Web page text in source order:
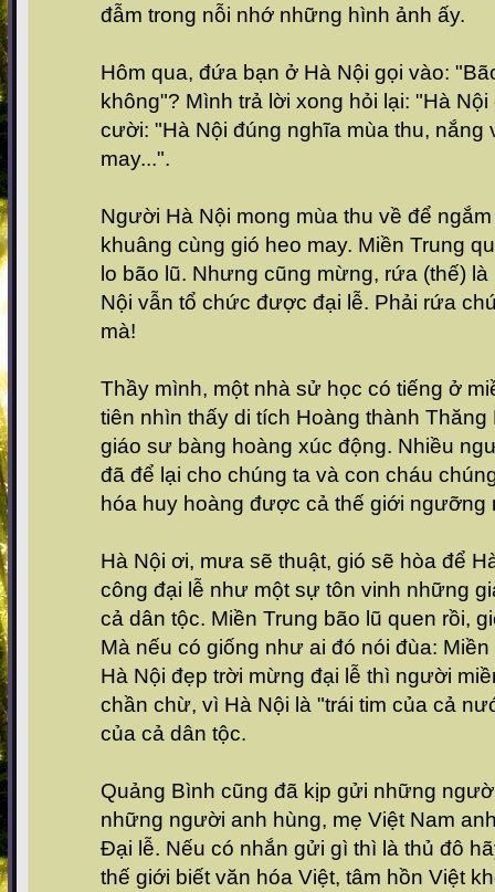
đẫm trong nỗi nhớ những hình ảnh ấy.
Hôm qua, đứa bạn ở Hà Nội gọi vào:
không"? Mình trả lời xong hỏi lại: "Hà
cười: "Hà Nội đúng nghĩa mùa thu, nắng
may...".
Người Hà Nội mong mùa thu về để
khuâng cùng gió heo may. Miền Trung
lo bão lũ. Nhưng cũng mừng, rứa (thế)
Nội vẫn tổ chức được đại lễ. Phải rứa
mà!
Thầy mình, một nhà sử học có tiếng ở
tiên nhìn thấy di tích Hoàng thành
giáo sư bàng hoàng xúc động. Nhiều
đã để lại cho chúng ta và con cháu
hóa huy hoàng được cả thế giới ngưỡng
Hà Nội ơi, mưa sẽ thuật, gió sẽ hòa để
công đại lễ như một sự tôn vinh những
cả dân tộc. Miền Trung bão lũ quen rồi,
Mà nếu có giống như ai đó nói đùa:
Hà Nội đẹp trời mừng đại lễ thì người
chần chừ, vì Hà Nội là "trái tim của cả
của cả dân tộc.
Quảng Bình cũng đã kịp gửi những
những người anh hùng, mẹ Việt Nam
Đại lễ. Nếu có nhắn gửi gì thì là thủ đô
thế giới biết văn hóa Việt, tâm hồn Việt